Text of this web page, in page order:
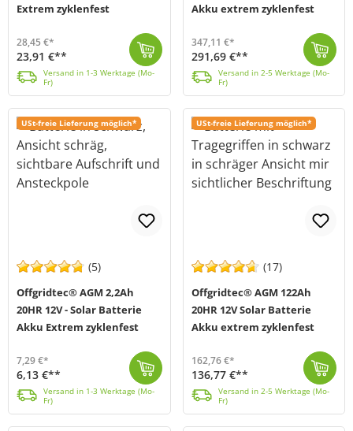
Extrem zyklenfest
28,45 €*
23,91 €**
Versand in 1-3 Werktage (Mo-
Fr)
Akku extrem zyklenfest
347,11 €*
291,69 €**
Versand in 2-5 Werktage (Mo-
Fr)
USt-freie Lieferung möglich*
(5)
Offgridtec® AGM 2,2Ah
20HR 12V - Solar Batterie
Akku Extrem zyklenfest
7,29 €*
6,13 €**
Versand in 1-3 Werktage (Mo-
Fr)
USt-freie Lieferung möglich*
(17)
Offgridtec® AGM 122Ah
20HR 12V Solar Batterie
Akku extrem zyklenfest
162,76 €*
136,77 €**
Versand in 2-5 Werktage (Mo-
Fr)